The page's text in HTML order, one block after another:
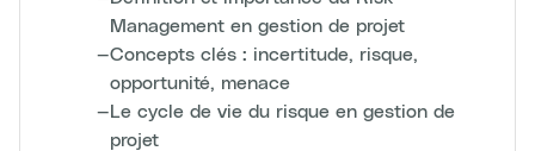
Management en gestion de projet
—Concepts clés : incertitude, risque,
opportunité, menace
—Le cycle de vie du risque en gestion de
projet